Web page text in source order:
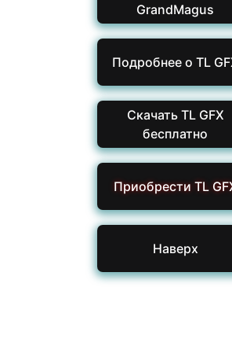
GrandMagus
Подробнее о TL
Скачать TL GFX
бесплатно
Приобрести TL
Наверх